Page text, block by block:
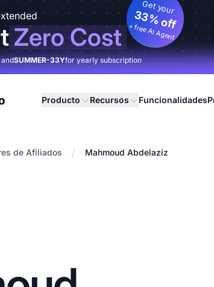
Zero Cost
Get your
33% off
+ free AI Agent
SUMMER-33Yfor yearly subscription
Producto Recursos Funcionalidades
de Afiliados / Mahmoud Abdelaziz